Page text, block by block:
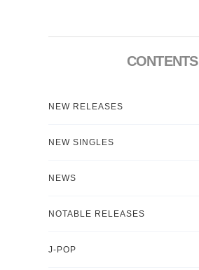
CONTENTS
NEW RELEASES
NEW SINGLES
NEWS
NOTABLE RELEASES
J-POP